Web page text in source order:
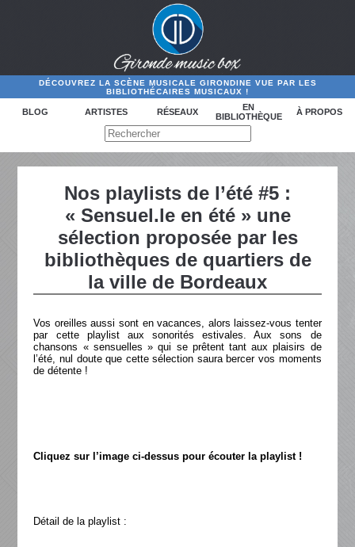
DÉCOUVREZ LA SCÈNE MUSICALE GIRONDINE VUE PAR LES
BIBLIOTHÉCAIRES MUSICAUX !
BLOG ARTISTES RÉSEAUX
EN
BIBLIOTHÈQUE
À PROPOS
Nos playlists de l’été #5 :
« Sensuel.le en été » une
sélection proposée par les
bibliothèques de quartiers de
la ville de Bordeaux
Vos oreilles aussi sont en vacances, alors laissez-vous tenter
par cette playlist aux sonorités estivales. Aux sons de
chansons « sensuelles » qui se prêtent tant aux plaisirs de
l’été, nul doute que cette sélection saura bercer vos moments
de détente !
Cliquez sur l’image ci-dessus pour écouter la playlist !
Détail de la playlist :